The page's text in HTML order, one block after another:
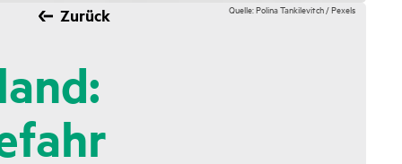
Quelle: Polina Tankilevitch / Pexels
Zurück